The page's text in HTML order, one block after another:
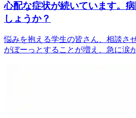
心配な症状が続いています。
しょうか？
悩みを抱える学生の皆さん、相談さ
がぼーっとすることが増え、急に涙